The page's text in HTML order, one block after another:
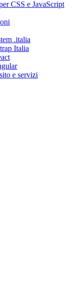
CSS e JavaScript
.italia
Italia
e servizi